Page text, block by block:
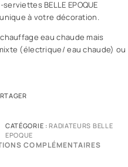
BELLE EPOQUE
à votre décoration.
eau chaude mais
(électrique/ eau chaude) ou
CATÉGORIE :RADIATEURS BELLE
EPOQUE
COMPLÉMENTAIRES